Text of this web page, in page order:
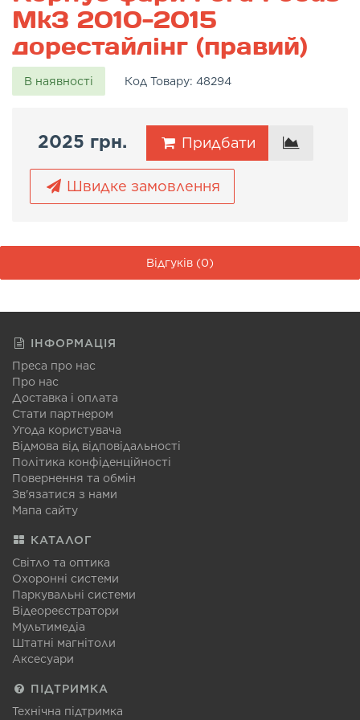
Mk3 2010-2015
дорестайлінг (правий)
В наявності Код Товару: 48294
2025 грн. Придбати
Швидке замовлення
Відгуків (0)
ІНФОРМАЦІЯ
Преса про нас
Про нас
Доставка і оплата
Стати партнером
Угода користувача
Відмова від відповідальності
Політика конфіденційності
Повернення та обмін
Зв'язатися з нами
Мапа сайту
КАТАЛОГ
Світло та оптика
Охоронні системи
Паркувальні системи
Відеореєстратори
Мультимедіа
Штатні магнітоли
Аксесуари
ПІДТРИМКА
Технічна підтримка